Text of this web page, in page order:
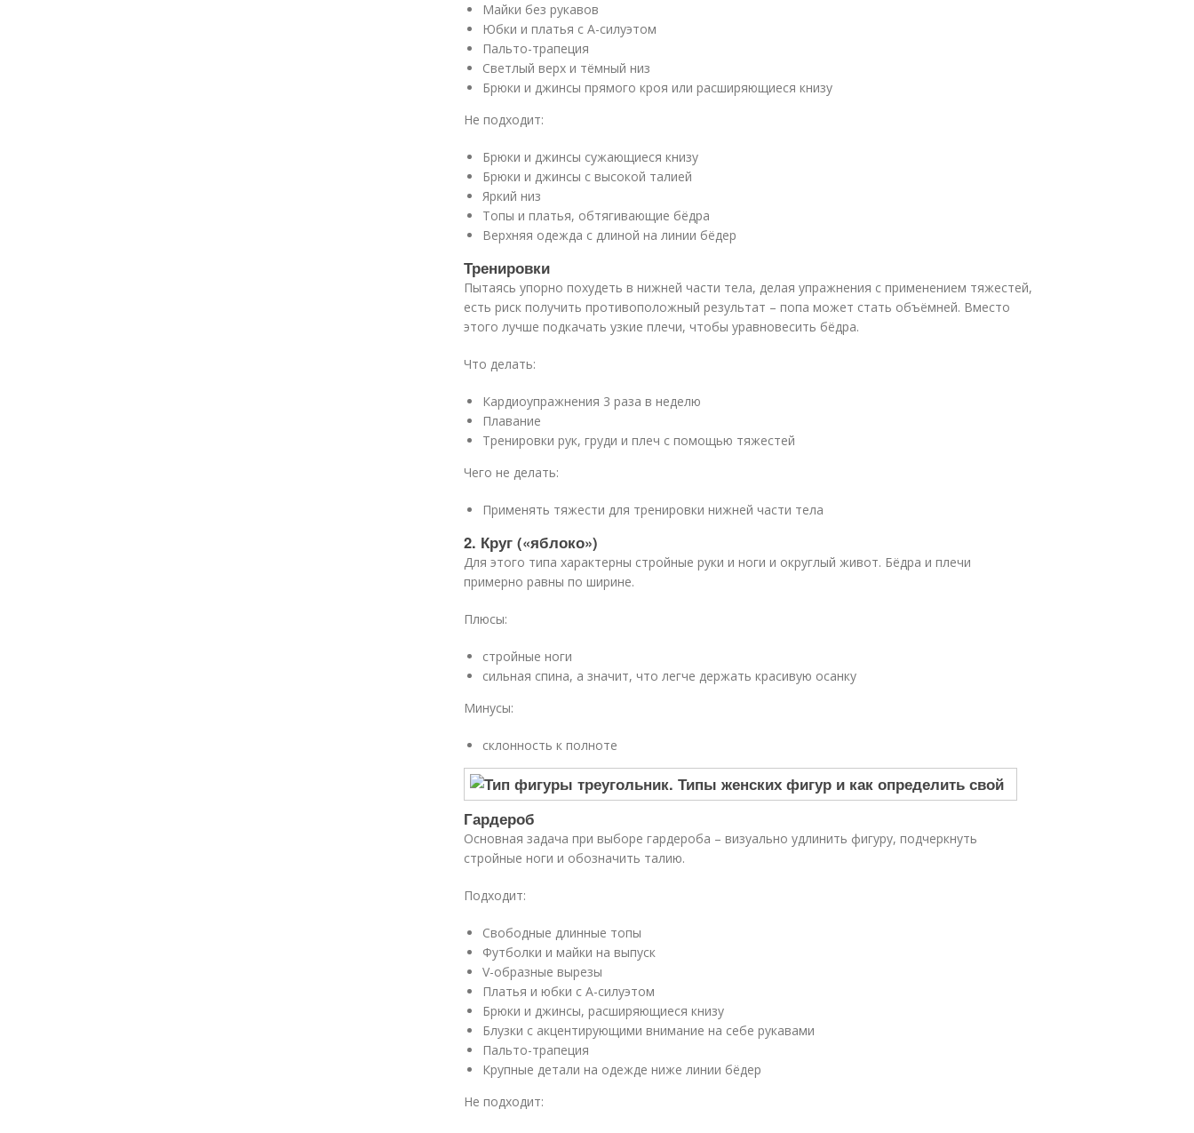
Майки без рукавов
Юбки и платья с А-силуэтом
Пальто-трапеция
Светлый верх и тёмный низ
Брюки и джинсы прямого кроя или расширяющиеся книзу
Не подходит:
Брюки и джинсы сужающиеся книзу
Брюки и джинсы с высокой талией
Яркий низ
Топы и платья, обтягивающие бёдра
Верхняя одежда с длиной на линии бёдер
Тренировки
Пытаясь упорно похудеть в нижней части тела, делая упражнения с применением тяжестей,
есть риск получить противоположный результат – попа может стать объёмней. Вместо
этого лучше подкачать узкие плечи, чтобы уравновесить бёдра.
Что делать:
Кардиоупражнения 3 раза в неделю
Плавание
Тренировки рук, груди и плеч с помощью тяжестей
Чего не делать:
Применять тяжести для тренировки нижней части тела
2. Круг («яблоко»)
Для этого типа характерны стройные руки и ноги и округлый живот. Бёдра и плечи
примерно равны по ширине.
Плюсы:
стройные ноги
сильная спина, а значит, что легче держать красивую осанку
Минусы:
склонность к полноте
Гардероб
Основная задача при выборе гардероба – визуально удлинить фигуру, подчеркнуть
стройные ноги и обозначить талию.
Подходит:
Свободные длинные топы
Футболки и майки на выпуск
V-образные вырезы
Платья и юбки с А-силуэтом
Брюки и джинсы, расширяющиеся книзу
Блузки с акцентирующими внимание на себе рукавами
Пальто-трапеция
Крупные детали на одежде ниже линии бёдер
Не подходит: